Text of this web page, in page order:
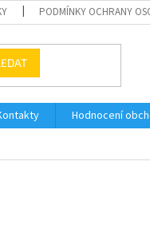
PODMÍNKY OCHRANY
Hodnocení